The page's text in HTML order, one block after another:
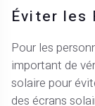
Éviter les
Pour les
important de
solaire pour
des écrans